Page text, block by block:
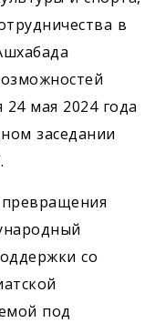
в
мая 2024 года
заседании
со
под